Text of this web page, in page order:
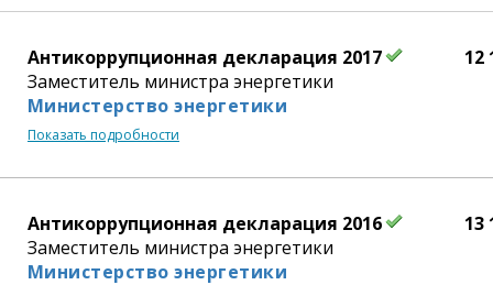
Антикоррупционная декларация 2017
Заместитель министра энергетики
Министерство энергетики
Показать подробности
12
Антикоррупционная декларация 2016
Заместитель министра энергетики
Министерство энергетики
13